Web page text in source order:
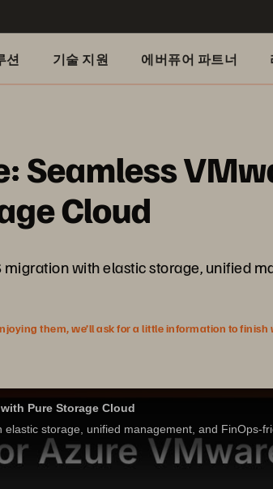
션 기술 지원 에버퓨어 파트너
Seamless
Cloud
with elastic storage, unified
them, we’ll ask for a little information to
Pure Storage Cloud